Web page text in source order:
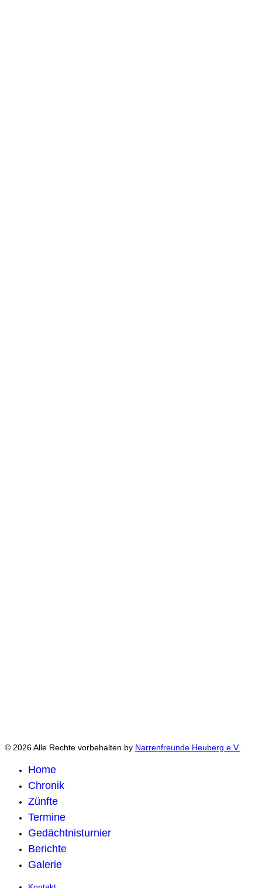
© 2026 Alle Rechte vorbehalten by Narrenfreunde Heuberg e.V.
Home
Chronik
Zünfte
Termine
Gedächtnisturnier
Berichte
Galerie